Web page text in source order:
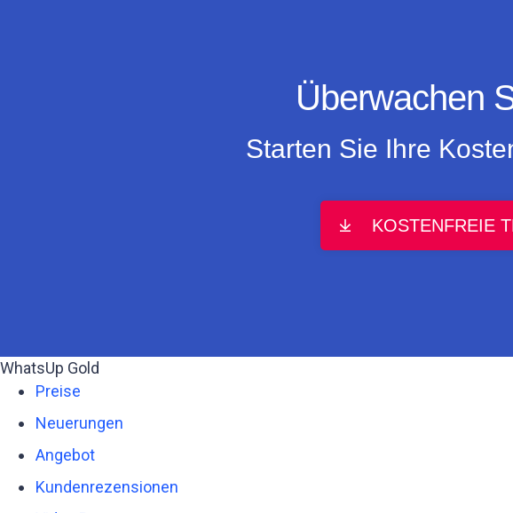
Überwachen
Starten Sie Ihre
KOSTENFREIE
WhatsUp Gold
Preise
Neuerungen
Angebot
Kundenrezensionen